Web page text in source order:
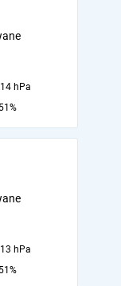
hPa
51%
hPa
51%